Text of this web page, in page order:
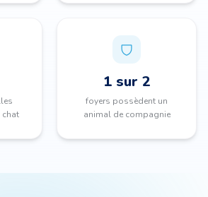
chat
1 sur 2
foyers possèdent un
animal de compagnie